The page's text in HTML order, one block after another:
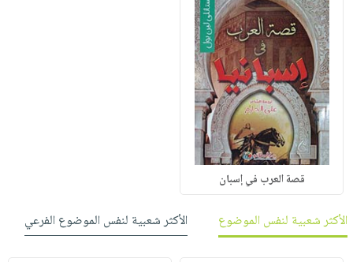
قصة العرب في إسبان
الأكثر شعبية لنفس الموضوع الأكثر شعبية لنفس الموضوع الفرعي